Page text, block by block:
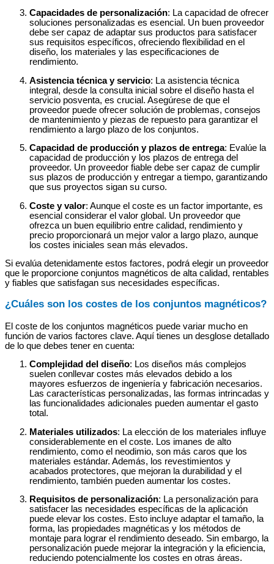
Capacidades de personalización: La capacidad de ofrecer
soluciones personalizadas es esencial. Un buen proveedor
debe ser capaz de adaptar sus productos para satisfacer
sus requisitos específicos, ofreciendo flexibilidad en el
diseño, los materiales y las especificaciones de
rendimiento.
Asistencia técnica y servicio: La asistencia técnica
integral, desde la consulta inicial sobre el diseño hasta el
servicio posventa, es crucial. Asegúrese de que el
proveedor puede ofrecer solución de problemas, consejos
de mantenimiento y piezas de repuesto para garantizar el
rendimiento a largo plazo de los conjuntos.
Capacidad de producción y plazos de entrega: Evalúe la
capacidad de producción y los plazos de entrega del
proveedor. Un proveedor fiable debe ser capaz de cumplir
sus plazos de producción y entregar a tiempo, garantizando
que sus proyectos sigan su curso.
Coste y valor: Aunque el coste es un factor importante, es
esencial considerar el valor global. Un proveedor que
ofrezca un buen equilibrio entre calidad, rendimiento y
precio proporcionará un mejor valor a largo plazo, aunque
los costes iniciales sean más elevados.
Si evalúa detenidamente estos factores, podrá elegir un proveedor
que le proporcione conjuntos magnéticos de alta calidad, rentables
y fiables que satisfagan sus necesidades específicas.
¿Cuáles son los costes de los conjuntos magnéticos?
El coste de los conjuntos magnéticos puede variar mucho en
función de varios factores clave. Aquí tienes un desglose detallado
de lo que debes tener en cuenta:
Complejidad del diseño: Los diseños más complejos
suelen conllevar costes más elevados debido a los
mayores esfuerzos de ingeniería y fabricación necesarios.
Las características personalizadas, las formas intrincadas y
las funcionalidades adicionales pueden aumentar el gasto
total.
Materiales utilizados: La elección de los materiales influye
considerablemente en el coste. Los imanes de alto
rendimiento, como el neodimio, son más caros que los
materiales estándar. Además, los revestimientos y
acabados protectores, que mejoran la durabilidad y el
rendimiento, también pueden aumentar los costes.
Requisitos de personalización: La personalización para
satisfacer las necesidades específicas de la aplicación
puede elevar los costes. Esto incluye adaptar el tamaño, la
forma, las propiedades magnéticas y los métodos de
montaje para lograr el rendimiento deseado. Sin embargo, la
personalización puede mejorar la integración y la eficiencia,
reduciendo potencialmente los costes en otras áreas.